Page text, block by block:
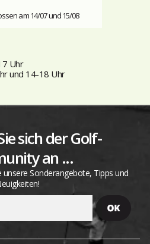
am 14/07 und 15/08
Uhr
und 14-18 Uhr
sich der Golf-
an ...
unsere Sonderangebote, Tipps und